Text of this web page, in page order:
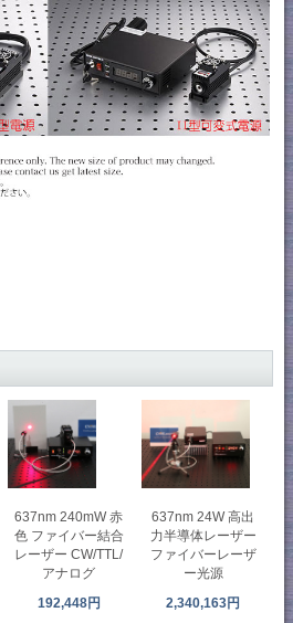
637nm 240mW 赤
色 ファイバー結合
レーザー CW/TTL/
アナログ
192,448円
637nm 24W 高出
力半導体レーザー
ファイバーレーザ
ー光源
2,340,163円